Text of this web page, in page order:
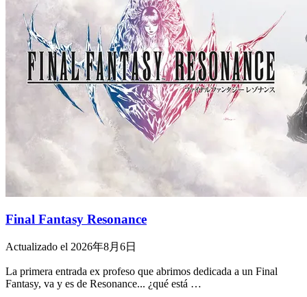
Final Fantasy Resonance
Actualizado el 2026年8月6日
La primera entrada ex profeso que abrimos dedicada a un Final
Fantasy, va y es de Resonance... ¿qué está …